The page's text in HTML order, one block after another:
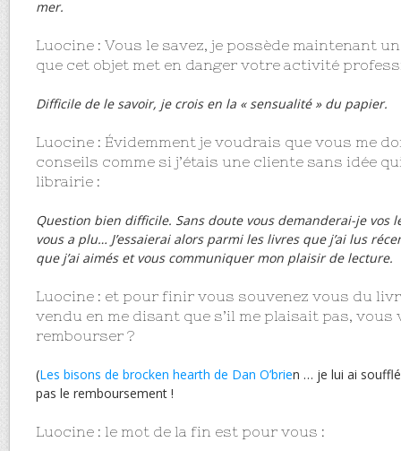
mer.
Luocine : Vous le savez, je possède maintenant
que cet objet met en danger votre activité
Difficile de le savoir, je crois en la « sensualité » du papier.
Luocine : Évidemment je voudrais que vous me
conseils comme si j’étais une cliente sans idée
librairie :
Question bien difficile. Sans doute vous demanderai-je vos
vous a plu… J’essaierai alors parmi les livres que j’ai lus
que j’ai aimés et vous communiquer mon plaisir de lecture.
Luocine : et pour finir vous souvenez vous du
vendu en me disant que s’il me plaisait pas, vous
rembourser ?
(Les bisons de brocken hearth de Dan O’brien … je lui ai
pas le remboursement !
Luocine : le mot de la fin est pour vous :